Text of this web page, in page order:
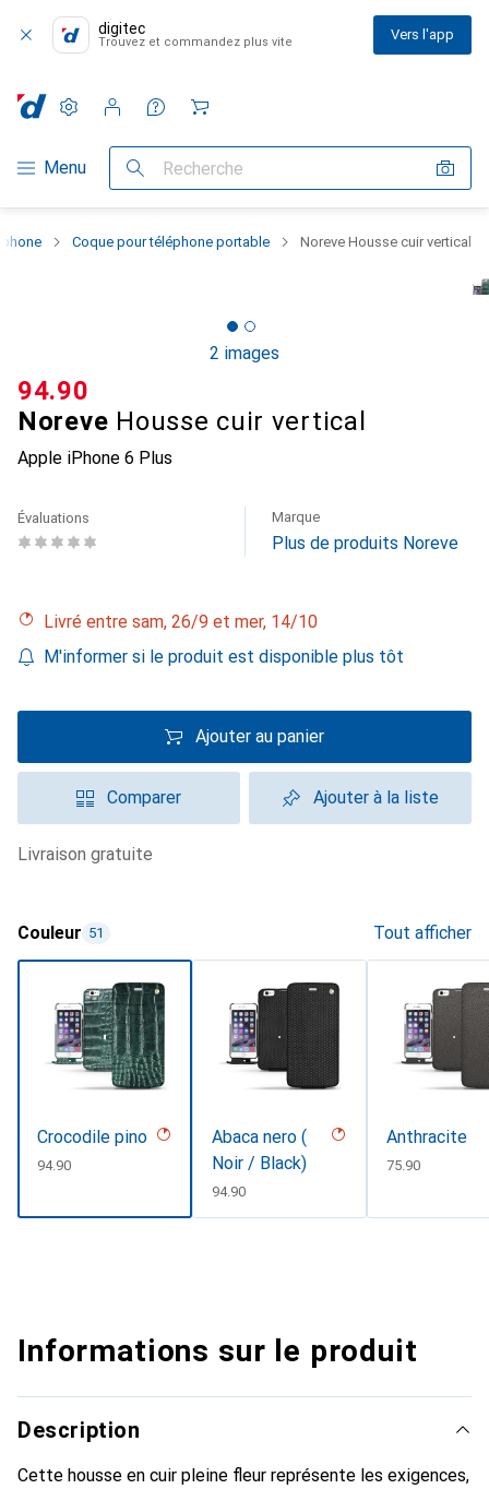
digitec
Trouvez et commandez plus vite Vers l'app
Navigation par catégorie
Menu Recherche
Paramètres
Compte client
Listes de comparaison
Listes d'envies
Panier
Coque pour téléphone portable Noreve Housse cuir vertical
2 images
Noreve Housse cuir vertical
Apple iPhone 6 Plus
CHF
94.90
Évaluations Marque
Plus de produits Noreve
Livré entre sam, 26/9 et mer, 14/10
M'informer si le produit est disponible plus tôt
Ajouter au panier
Comparer Ajouter à la liste
livraison gratuite
Couleur 51 Tout afficher
Crocodile pino
CHF
94.90
Abaca nero (
Noir / Black)
CHF
94.90
Anthracite
CHF
75.90
Informations sur le produit
Description
Cette housse en cuir pleine fleur représente les exigences,